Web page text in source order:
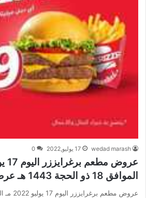
wedad marash 17 يوليو,2022 0
الموافق 18 ذو الحجة 1443 هـ عرض ضد التضخم